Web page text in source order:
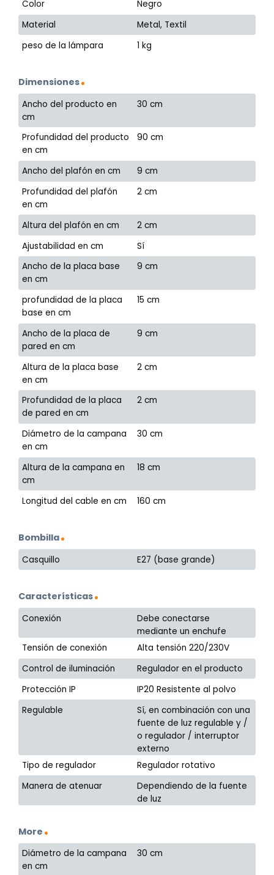
Color
Negro
Material
Metal, Textil
peso de la lámpara
1 kg
Dimensiones
Ancho del producto en
cm
30 cm
Profundidad del producto
en cm
90 cm
Ancho del plafón en cm
9 cm
Profundidad del plafón
en cm
2 cm
Altura del plafón en cm
2 cm
Ajustabilidad en cm
Sí
Ancho de la placa base
en cm
9 cm
profundidad de la placa
base en cm
15 cm
Ancho de la placa de
pared en cm
9 cm
Altura de la placa base
en cm
2 cm
Profundidad de la placa
de pared en cm
2 cm
Diámetro de la campana
en cm
30 cm
Altura de la campana en
cm
18 cm
Longitud del cable en cm 160 cm
Bombilla
Casquillo E27 (base grande)
Características
Conexión
Debe conectarse
mediante un enchufe
Tensión de conexión
Alta tensión 220/230V
Control de iluminación
Regulador en el producto
Protección IP
IP20 Resistente al polvo
Regulable
Sí, en combinación con una
fuente de luz regulable y /
o regulador / interruptor
externo
Tipo de regulador
Regulador rotativo
Manera de atenuar
Dependiendo de la fuente
de luz
More
Diámetro de la campana
en cm
30 cm